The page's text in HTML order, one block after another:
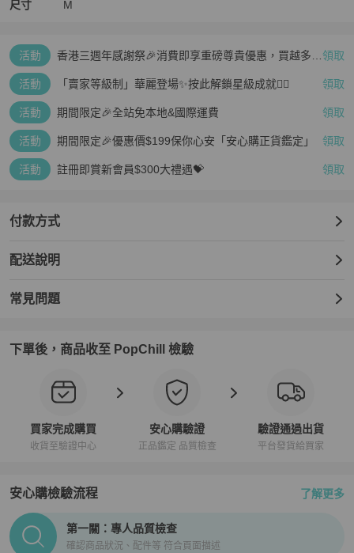
▪︎裡層襯裡也有經典NOVA格紋。
▪︎腰帶扣頭＆袖帶扣頭有牛皮包覆。
●尺碼：175/84A（約等於M 碼）
●尺寸：
肩寬約40 公分
胸寬約 48 公分
衣長約 83 公分
24H924V94YMA1688CW
尺寸 M
活動
香港三週年感謝祭🎉消費即享重磅尊貴優惠，買越多、 領取
活動 「賣家等級制」華麗登場✨按此解鎖星級成就👆🏻 領取
活動 期間限定🎉全站免本地&國際運費 領取
活動 期間限定🎉優惠價$199保你心安「安心購正貨鑑定」 領取
活動 註冊即賞新會員$300大禮遇💝 領取
付款方式
配送說明
常見問題
下單後，商品收至 PopChill 檢驗
買家完成購買
收貨至驗證中心
安心購驗證
正品鑑定 品質檢查
驗證通過出貨
平台發貨給買家
安心購檢驗流程 了解更多
PopChill拍拍圈正品驗證、安心購檢驗流程介紹
第一關：專人品質檢查
確認商品狀況、配件等 符合頁面描述